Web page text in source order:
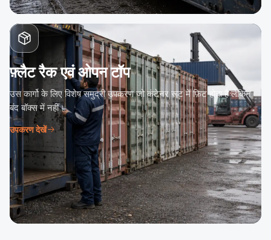
फ़्लैट रैक एवं ओपन टॉप
उस कार्गो के लिए विशेष समुद्री उपकरण जो कंटेनर रूट में फ़िट होता है लेकिन
बंद बॉक्स में नहीं।
उपकरण देखें